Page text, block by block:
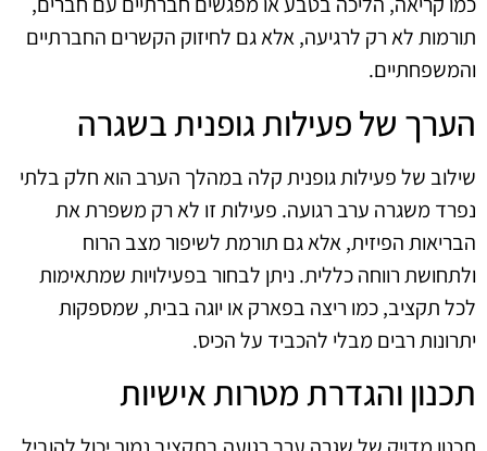
תורמות לא רק לרגיעה, אלא גם לחיזוק הקשרים החברתיים
והמשפחתיים.
הערך של פעילות גופנית בשגרה
שילוב של פעילות גופנית קלה במהלך הערב הוא חלק בלתי
נפרד משגרה ערב רגועה. פעילות זו לא רק משפרת את
הבריאות הפיזית, אלא גם תורמת לשיפור מצב הרוח
ולתחושת רווחה כללית. ניתן לבחור בפעילויות שמתאימות
לכל תקציב, כמו ריצה בפארק או יוגה בבית, שמספקות
יתרונות רבים מבלי להכביד על הכיס.
תכנון והגדרת מטרות אישיות